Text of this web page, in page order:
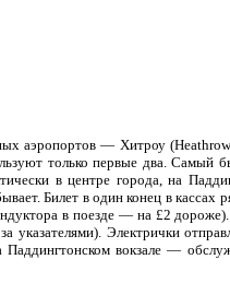
аэропортов — Хитроу
только первые два.
в центре города, на
Билет в один конец в
в поезде — на £2
указателями). Электрички
Паддингтонском вокзале —